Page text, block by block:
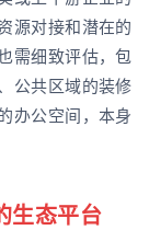
源对接和潜在的
需细致评估，包
公共区域的装修
办公空间，本身
生态平台